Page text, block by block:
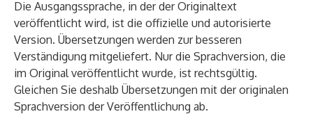
Die Ausgangssprache, in der der Originaltext
veröffentlicht wird, ist die offizielle und autorisierte
Version. Übersetzungen werden zur besseren
Verständigung mitgeliefert. Nur die Sprachversion, die
im Original veröffentlicht wurde, ist rechtsgültig.
Gleichen Sie deshalb Übersetzungen mit der originalen
Sprachversion der Veröffentlichung ab.